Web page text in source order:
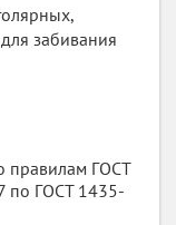
забивания
правилам ГОСТ
по ГОСТ 1435-